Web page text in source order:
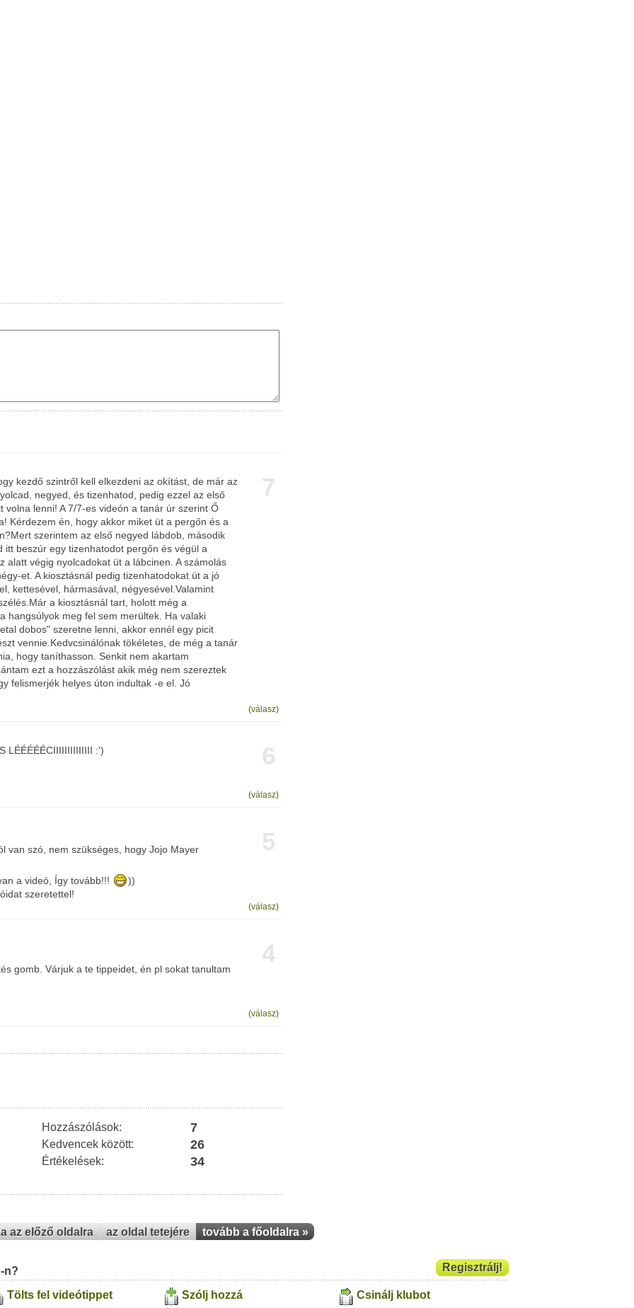
7
kezdő szintről kell elkezdeni az okítást, de már az
negyed, és tizenhatod, pedig ezzel az első
volna lenni! A 7/7-es videón a tanár úr szerint Ő
Kérdezem én, hogy akkor miket üt a pergőn és a
szerintem az első negyed lábdob, második
itt beszúr egy tizenhatodot pergőn és végül a
alatt végig nyolcadokat üt a lábcinen. A számolás
et. A kiosztásnál pedig tizenhatodokat üt a jó
kettesével, hármasával, négyesével.Valamint
a kiosztásnál tart, holott még a
hangsúlyok meg fel sem merültek. Ha valaki
dobos" szeretne lenni, akkor ennél egy picit
vennie.Kedvcsinálónak tökéletes, de még a tanár
hogy taníthasson. Senkit nem akartam
ezt a hozzászólást akik még nem szereztek
felismerjék helyes úton indultak -e el. Jó
(válasz)
6
LÉÉÉÉÉCIIIIIIIIIIIIII :')
(válasz)
5
van szó, nem szükséges, hogy Jojo Mayer
a videó, Így tovább!!!
))
szeretettel!
(válasz)
4
gomb. Várjuk a te tippeidet, én pl sokat tanultam
(válasz)
Hozzászólások: 7
Kedvencek között: 26
Értékelések: 34
az előző oldalra az oldal tetejére tovább a főoldalra »
Regisztrálj!
n?
Tölts fel videótippet Szólj hozzá Csinálj klubot